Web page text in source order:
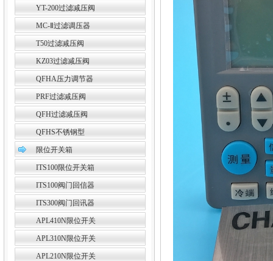
YT-200过滤减压阀
MC-Ⅱ过滤调压器
T50过滤减压阀
KZ03过滤减压阀
QFHA压力调节器
PRF过滤减压阀
QFH过滤减压阀
QFHS不锈钢型
限位开关箱
ITS100限位开关箱
ITS100阀门回信器
ITS300阀门回讯器
APL410N限位开关
APL310N限位开关
APL210N限位开关